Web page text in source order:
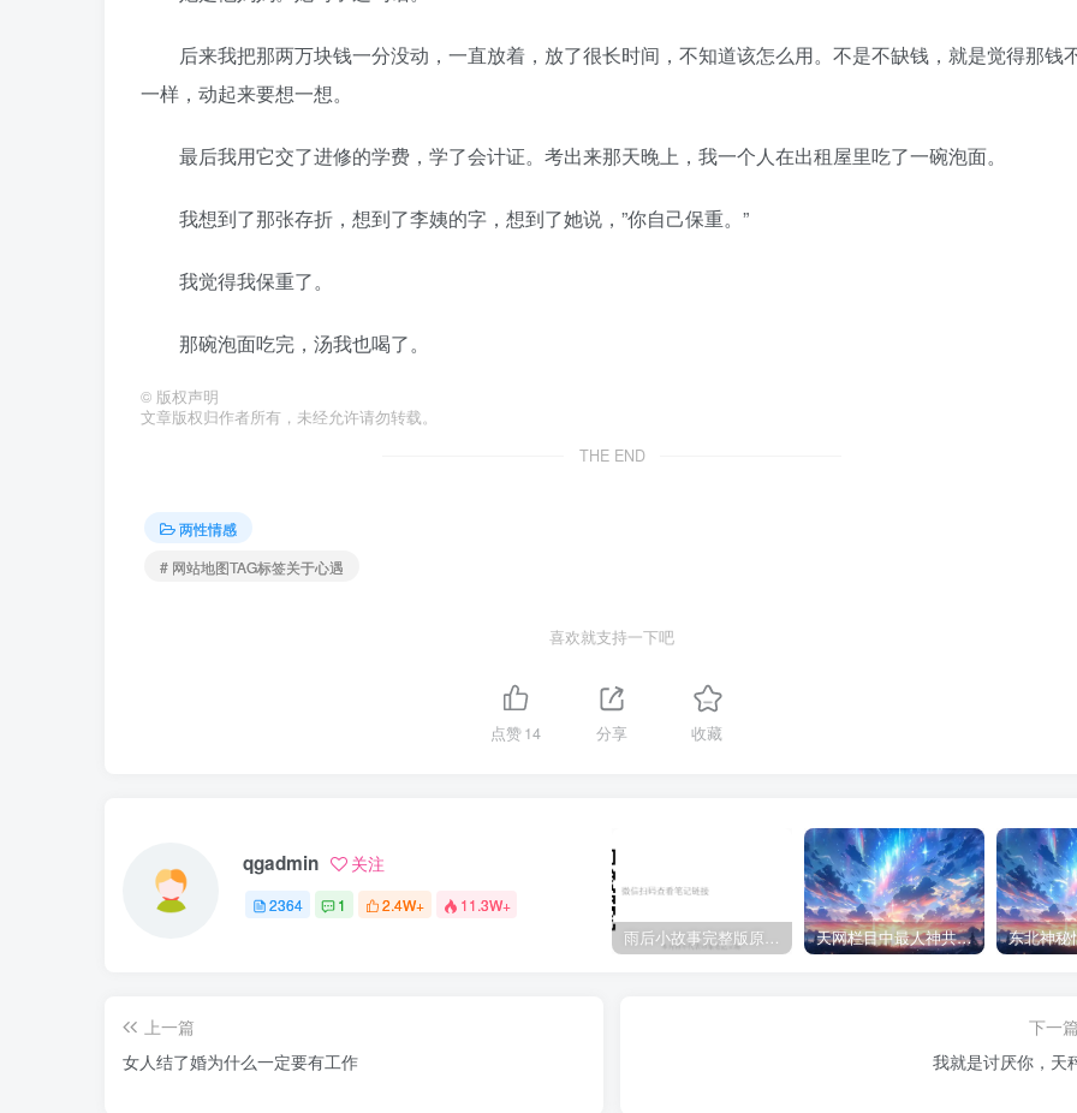
后来我把那两万块钱一分没动，一直放着，放了很长时间，不知道该怎么用。不是不缺钱，就是觉得那钱
一样，动起来要想一想。
最后我用它交了进修的学费，学了会计证。考出来那天晚上，我一个人在出租屋里吃了一碗泡面。
我想到了那张存折，想到了李姨的字，想到了她说，”你自己保重。”
我觉得我保重了。
那碗泡面吃完，汤我也喝了。
© 版权声明
文章版权归作者所有，未经允许请勿转载。
THE END
两性情感
# 网站地图TAG标签关于心遇
喜欢就支持一下吧
点赞14 分享 收藏
qgadmin 关注
2364 1 2.4W+ 11.3W+
雨后小故事完整版原片动态图（图+文字解说版） 天网栏目中最人神共愤的一期《消失的夫妻》
上一篇
女人结了婚为什么一定要有工作
下一
我就是讨厌你，天